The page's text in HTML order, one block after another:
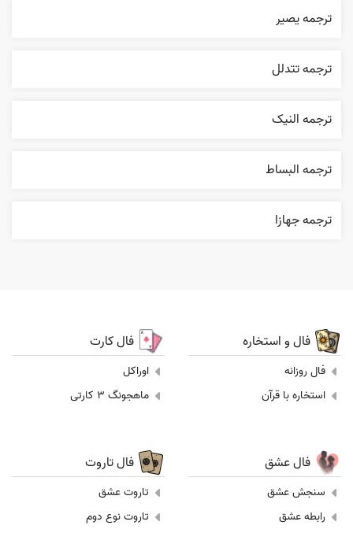
ترجمه یصیر
ترجمه تتدلل
ترجمه النیک
ترجمه البساط
ترجمه جهازا
فال و استخاره
فال روزانه
استخاره با قرآن
فال کارت
اوراکل
ماهجونگ 3 کارتی
فال عشق
سنجش عشق
رابطه عشق
فال تاروت
تاروت عشق
تاروت نوع دوم